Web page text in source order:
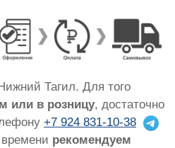
Тагил. Для того
или в розницу, достаточно
+7 924 831-10-38
рекомендуем